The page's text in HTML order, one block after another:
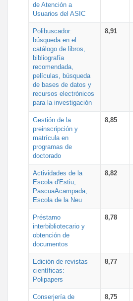
de Atención a
Usuarios del ASIC
Polibuscador:
búsqueda en el
catálogo de libros,
bibliografía
recomendada,
películas, búsqueda
de bases de datos y
recursos electrónicos
para la investigación
8,91
Gestión de la
preinscripción y
matrícula en
programas de
doctorado
8,85
Actividades de la
Escola d'Estiu,
PascuaAcampada,
Escola de la Neu
8,82
Préstamo
interbibliotecario y
obtención de
documentos
8,78
Edición de revistas
científicas:
Polipapers
8,77
Conserjería de
8,75